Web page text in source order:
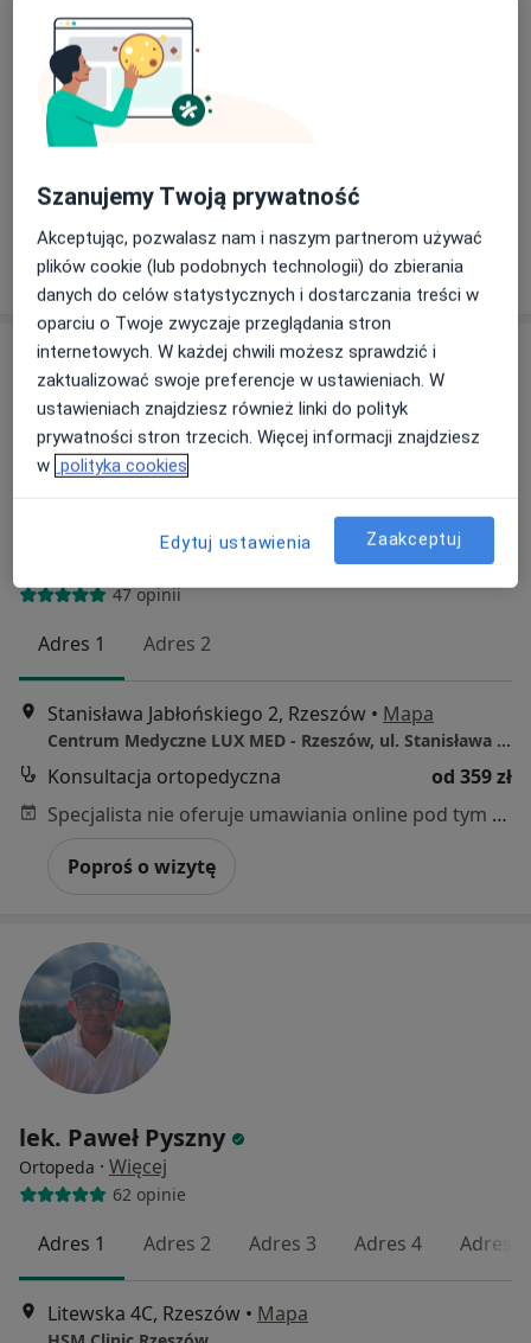
lek. Tomasz Chmielewski
Ortopeda·Więcej
244 opinie
Trzebownisko 1029, Rzeszów
Medical-Space
Poproś o wizytę
lek. Borys Kasperkiewicz
47 opinii
Adres 1 Adres 2
Stanisława Jabłońskiego 2, Rzeszów • Mapa
Centrum Medyczne LUX MED - Rzeszów, ul. Stanisława Jabłońskiego 2
Konsultacja ortopedyczna
od 359 zł
Specjalista nie oferuje umawiania online pod tym adresem.
Poproś o wizytę
lek. Paweł Pyszny
Ortopeda · Więcej
62 opinie
Adres 1 Adres 2 Adres 3 Adres 4 Adres 5
Litewska 4C, Rzeszów • Mapa
Szanujemy Twoją prywatność
Akceptując, pozwalasz nam i naszym partnerom używać
plików cookie (lub podobnych technologii) do zbierania
danych do celów statystycznych i dostarczania treści w
oparciu o Twoje zwyczaje przeglądania stron
internetowych. W każdej chwili możesz sprawdzić i
zaktualizować swoje preferencje w ustawieniach. W
ustawieniach znajdziesz również linki do polityk
prywatności stron trzecich. Więcej informacji znajdziesz
w polityka cookies
Edytuj ustawienia Zaakceptuj